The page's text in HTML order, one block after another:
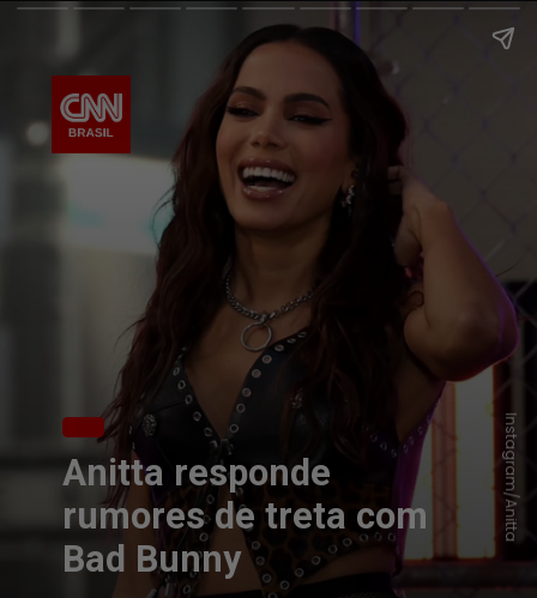
Anitta responde
rumores de treta com
Bad Bunny
Instagram/Anitta